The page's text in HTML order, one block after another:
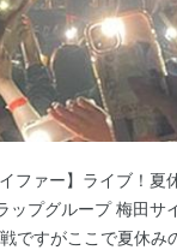
ファー】ライブ！夏
ップグループ 梅田サ
ですがここで夏休み